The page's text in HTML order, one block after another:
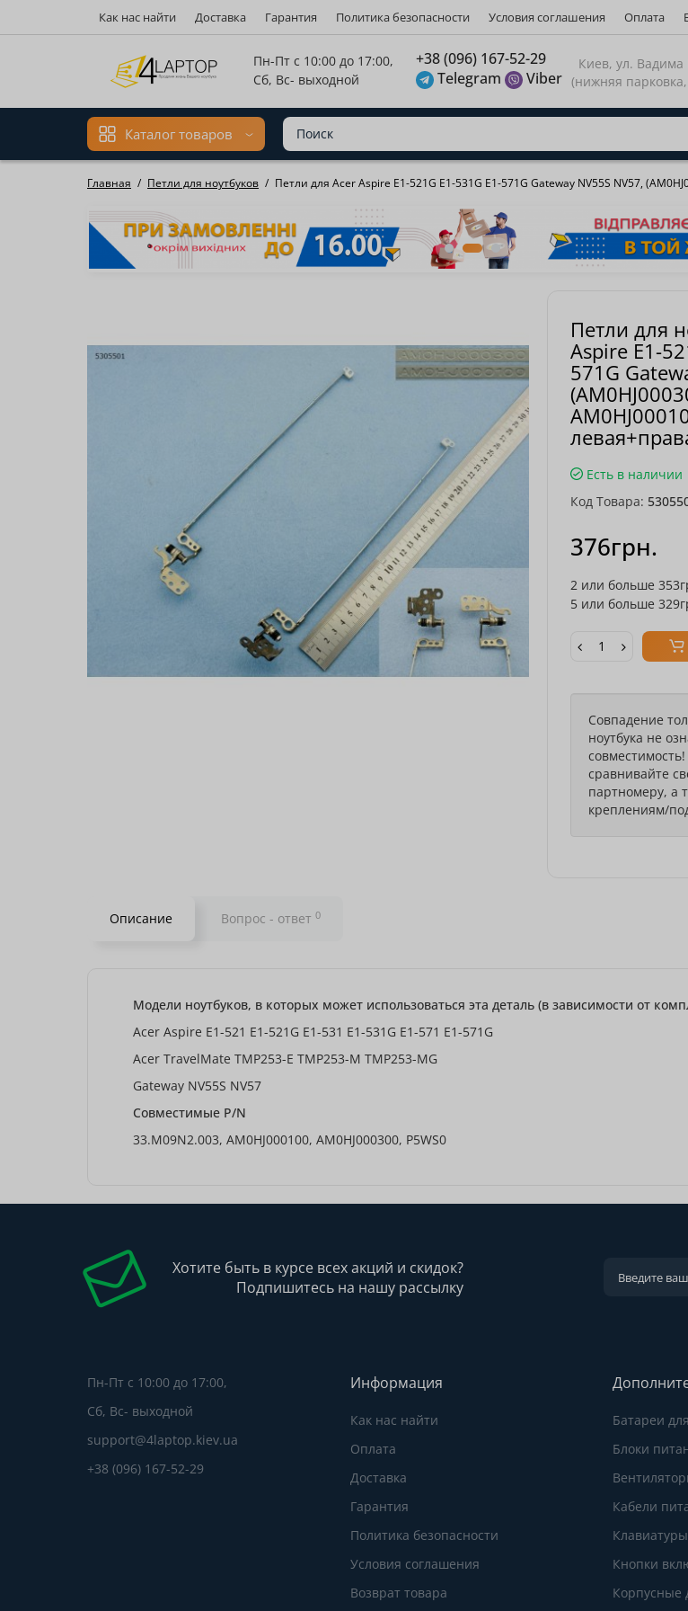
Как нас найти Доставка Гарантия Политика безопасности Условия соглашения Оплата
Пн-Пт с 10:00 до 17:00,
Сб, Вс- выходной
+38 (096) 167-52-29
Telegram
Viber
Киев, ул. Вадима
(нижняя
Каталог товаров
Главная Петли для ноутбуков Петли для Acer Aspire E1-521G E1-531G E1-571G Gateway NV55S NV57,
Мова магазину
Russian
Українська
Петли для
Aspire E1-
571G
Есть в наличии
Код Товара:
376грн.
2 или больше
5 или больше
Совпадение
ноутбука не
сравнивайте
партномеру, а
креплениям/
Описание Вопрос - ответ 0
Модели ноутбуков, в которых может использоваться эта деталь (в зависимости от
Acer Aspire E1-521 E1-521G E1-531 E1-531G E1-571 E1-571G
Acer TravelMate TMP253-E TMP253-M TMP253-MG
Gateway NV55S NV57
Совместимые P/N
33.M09N2.003, AM0HJ000100, AM0HJ000300, P5WS0
Хотите быть в курсе всех акций и скидок?
Подпишитесь на нашу рассылку
Пн-Пт с 10:00 до 17:00,
Сб, Вс- выходной
support@4laptop.kiev.ua
+38 (096) 167-52-29
Информация
Как нас найти
Оплата
Доставка
Гарантия
Политика безопасности
Условия соглашения
Возврат товара
Батареи
Блоки
Кабели
Кнопки
Корпусные